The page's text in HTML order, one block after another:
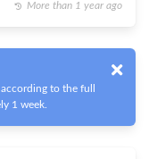
More than 1 year ago
to the full
1 week.